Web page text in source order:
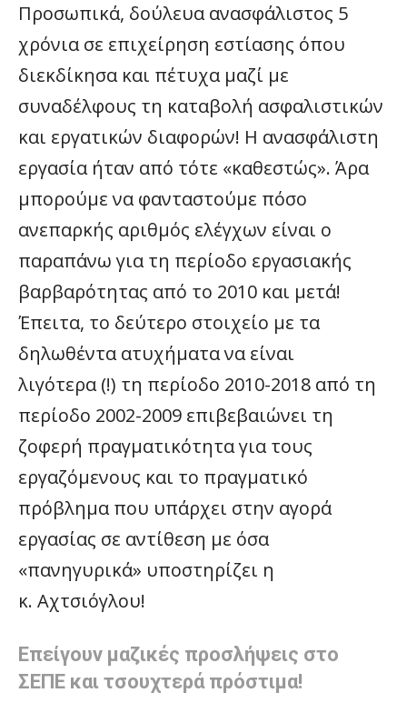
Προσωπικά, δούλευα ανασφάλιστος 5
χρόνια σε επιχείρηση εστίασης όπου
διεκδίκησα και πέτυχα μαζί με
συναδέλφους τη καταβολή ασφαλιστικών
και εργατικών διαφορών! Η ανασφάλιστη
εργασία ήταν από τότε «καθεστώς». Άρα
μπορούμε να φανταστούμε πόσο
ανεπαρκής αριθμός ελέγχων είναι ο
παραπάνω για τη περίοδο εργασιακής
βαρβαρότητας από το 2010 και μετά!
Έπειτα, το δεύτερο στοιχείο με τα
δηλωθέντα ατυχήματα να είναι
λιγότερα (!) τη περίοδο 2010-2018 από τη
περίοδο 2002-2009 επιβεβαιώνει τη
ζοφερή πραγματικότητα για τους
εργαζόμενους και το πραγματικό
πρόβλημα που υπάρχει στην αγορά
εργασίας σε αντίθεση με όσα
«πανηγυρικά» υποστηρίζει η
κ. Αχτσιόγλου!
Επείγουν μαζικές προσλήψεις στο
ΣΕΠΕ και τσουχτερά πρόστιμα!